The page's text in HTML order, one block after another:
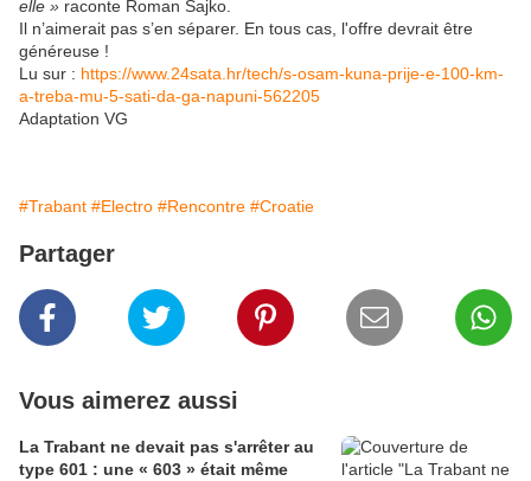
elle » raconte Roman Sajko.
Il n’aimerait pas s’en séparer. En tous cas, l'offre devrait être
généreuse !
Lu sur : https://www.24sata.hr/tech/s-osam-kuna-prije-e-100-km-
a-treba-mu-5-sati-da-ga-napuni-562205
Adaptation VG
#Trabant #Electro #Rencontre #Croatie
Partager
Vous aimerez aussi
La Trabant ne devait pas s'arrêter au
type 601 : une « 603 » était même